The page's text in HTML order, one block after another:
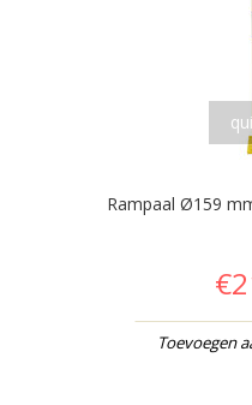
Rampaal Ø159
Toevoegen